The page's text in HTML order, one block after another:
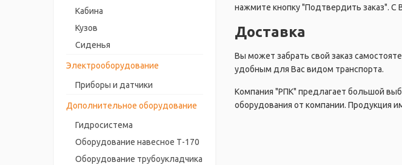
Кабина
Кузов
Сиденья
Электрооборудование
Приборы и датчики
Дополнительное оборудование
Гидросистема
Оборудование навесное Т-170
Оборудование трубоукладчика
нажмите кнопку "Подтвердить заказ". С
Доставка
Вы может забрать свой заказ
удобным для Вас видом транспорта.
Компания "РПК" предлагает большой
оборудования от компании. Продукция